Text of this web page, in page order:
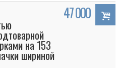
на 153
шириной
47 000